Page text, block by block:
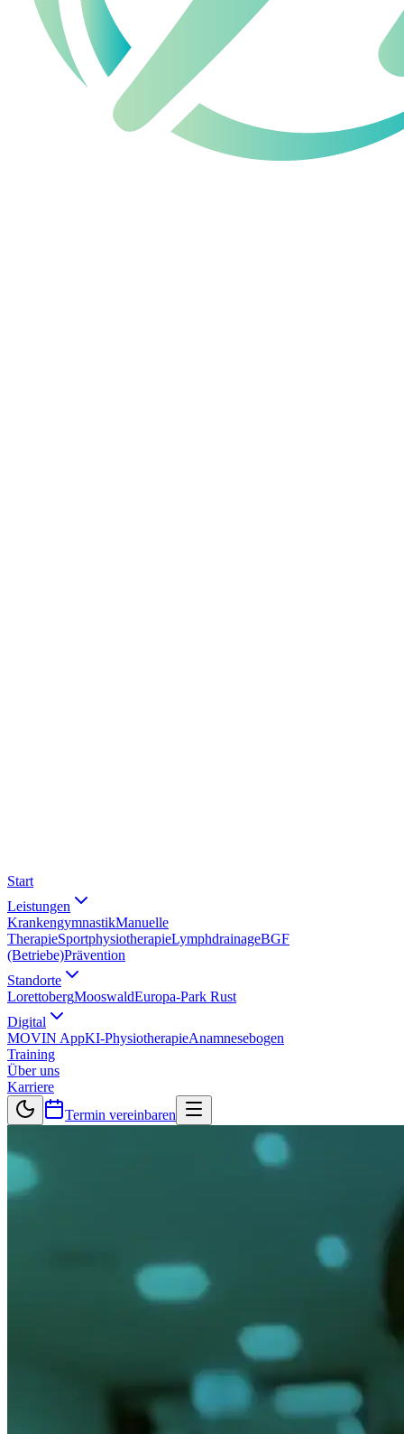
Start
Leistungen
KrankengymnastikManuelle
TherapieSportphysiotherapieLymphdrainageBGF
(Betriebe)Prävention
Standorte
LorettobergMooswaldEuropa-Park Rust
Digital
MOVIN AppKI-PhysiotherapieAnamnesebogen
Training
Über uns
Karriere
Termin vereinbaren